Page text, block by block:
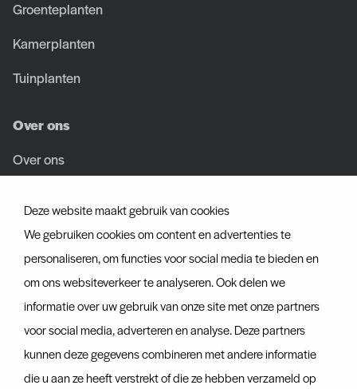
Deze website maakt gebruik van cookies
We gebruiken cookies om content en advertenties te
personaliseren, om functies voor social media te bieden en
om ons websiteverkeer te analyseren. Ook delen we
informatie over uw gebruik van onze site met onze partners
voor social media, adverteren en analyse. Deze partners
kunnen deze gegevens combineren met andere informatie
die u aan ze heeft verstrekt of die ze hebben verzameld op
Groenteplanten
Kamerplanten
Tuinplanten
Over ons
Over ons
Vacatures
Certificaten
Ontdek ook
Contact